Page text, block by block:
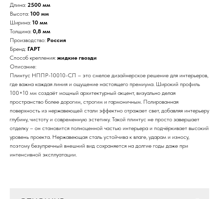
Длина: 2500 мм
Высота: 100 мм
Ширина: 10 мм
Толщина: 0,8 мм
Производство: Россия
Бренд: ГАРТ
Способ крепления: жидкие гвозди
Описание:
Плинтус НППР-10010-СП – это смелое дизайнерское решение для интерьеров,
где важна каждая линия и ощущение настоящего премиума. Широкий профиль
100×10 мм создаёт мощный архитектурный акцент, визуально делая
пространство более дорогим, строгим и гармоничным. Полированная
поверхность из нержавеющей стали эффектно отражает свет, добавляя интерьеру
глубину, чистоту и современную эстетику. Такой плинтус не просто завершает
отделку – он становится полноценной частью интерьера и подчёркивает высокий
уровень проекта. Нержавеющая сталь устойчива к влаге, ударам и износу,
поэтому безупречный внешний вид сохраняется на долгие годы даже при
интенсивной эксплуатации.